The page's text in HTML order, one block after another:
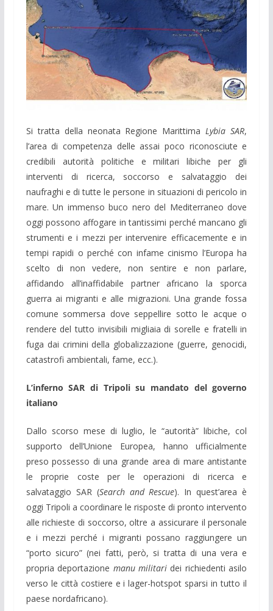
Si tratta della neonata Regione MarittimaLybia SAR,
l’area di competenza delle assai poco riconosciute e
credibili autorità politiche e militari libiche per gli
interventi di ricerca, soccorso e salvataggio dei
naufraghi e di tutte le persone in situazioni di pericolo in
mare. Un immenso buco nero del Mediterraneo dove
oggi possono affogare in tantissimi perché mancano gli
strumenti e i mezzi per intervenire efficacemente e in
tempi rapidi o perché con infame cinismo l’Europa ha
scelto di non vedere, non sentire e non parlare,
affidando all’inaffidabile partner africano la sporca
guerra ai migranti e alle migrazioni. Una grande fossa
comune sommersa dove seppellire sotto le acque o
rendere del tutto invisibili migliaia di sorelle e fratelli in
fuga dai crimini della globalizzazione (guerre, genocidi,
catastrofi ambientali, fame, ecc.).
L’inferno SAR di Tripoli su mandato del governo
italiano
Dallo scorso mese di luglio, le “autorità” libiche, col
supporto dell’Unione Europea, hanno ufficialmente
preso possesso di una grande area di mare antistante
le proprie coste per le operazioni di ricerca e
salvataggio SAR (Search and Rescue). In quest’area è
oggi Tripoli a coordinare le risposte di pronto intervento
alle richieste di soccorso, oltre a assicurare il personale
e i mezzi perché i migranti possano raggiungere un
“porto sicuro” (nei fatti, però, si tratta di una vera e
propria deportazione manu militari dei richiedenti asilo
verso le città costiere e i lager-hotspot sparsi in tutto il
paese nordafricano).